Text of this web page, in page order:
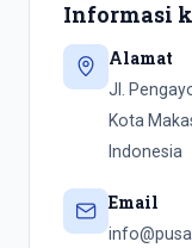
Informasi
Alamat
Jl.
Kota
Indonesia
Email